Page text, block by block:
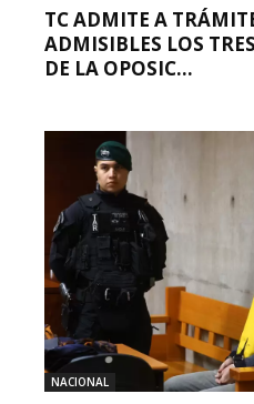
TC ADMITE A
ADMISIBLES LOS
DE LA OPOSIC...
NACIONAL